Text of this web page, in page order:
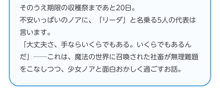
そのうえ期限の収穫祭まであと20日。
不安いっぱいのノアに、「リーダ」と名乗る5人の代表は
言います。
「大丈夫さ、手ならいくらでもある。いくらでもあるん
だ」──これは、魔法の世界に召喚された社畜が無理難題
をこなしつつ、少女ノアと面白おかしく過ごすお話。